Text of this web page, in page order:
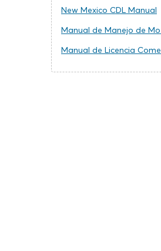
New Mexico CDL Manual
Manual de Manejo de
Manual de Licencia